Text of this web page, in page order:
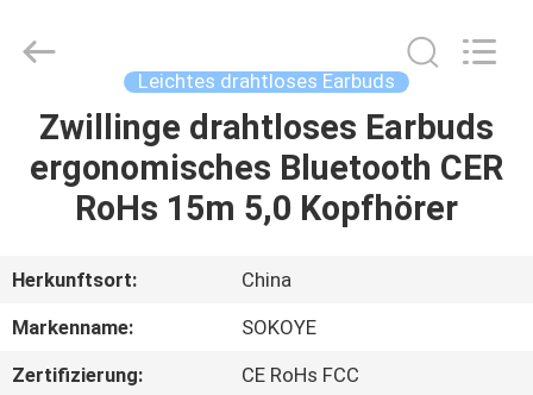
HAUS
PRODUKTE
ÜBER
UNS
Electronic
Co.,Ltd.
Leichtes drahtloses Earbuds
Zwillinge drahtloses Earbuds
ergonomisches Bluetooth CER
RoHs 15m 5,0 Kopfhörer
Herkunftsort:
China
Markenname:
SOKOYE
Zertifizierung:
CE RoHs FCC